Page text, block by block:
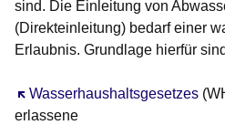
sind. Die Einleitung von
(Direkteinleitung) bedarf einer
Erlaubnis. Grundlage hierfür
Wasserhaushaltsgesetzes
Öffnet sich in einem neuen
erlassene